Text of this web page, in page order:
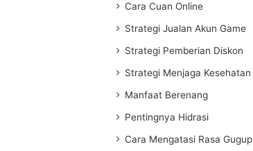
Cara Cuan Online
Strategi Jualan Akun Game
Strategi Pemberian Diskon
Strategi Menjaga Kesehatan
Manfaat Berenang
Pentingnya Hidrasi
Cara Mengatasi Rasa Gugup